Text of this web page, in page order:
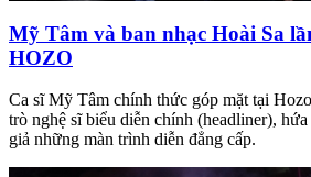
Mỹ Tâm và ban nhạc Hoài Sa
HOZO
Ca sĩ Mỹ Tâm chính thức góp mặt tại
trò nghệ sĩ biểu diễn chính (headliner),
giả những màn trình diễn đẳng cấp.